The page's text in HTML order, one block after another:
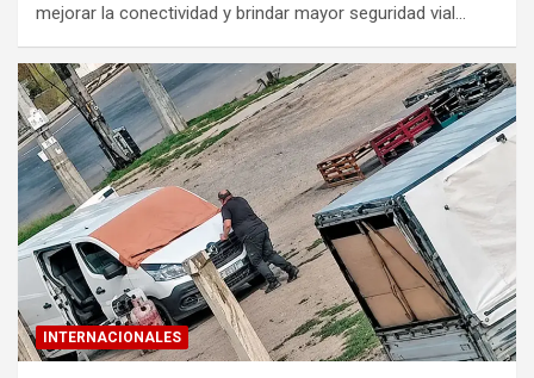
mejorar la conectividad y brindar mayor seguridad vial…
INTERNACIONALES